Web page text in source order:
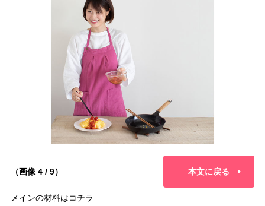
（画像 4 / 9） 本文に戻る
メインの材料はコチラ